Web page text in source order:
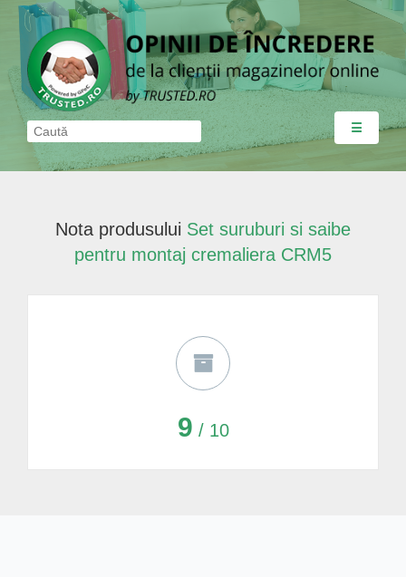
☰
Nota produsului Set suruburi si saibe
pentru montaj cremaliera CRM5
9 / 10